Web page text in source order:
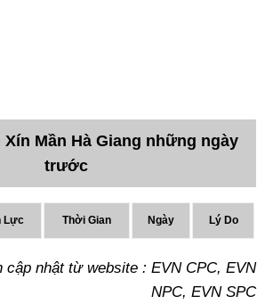
Mần Hà Giang những ngày
trước
Lực Thời Gian Ngày Lý Do
cập nhật từ website : EVN CPC, EVN
NPC, EVN SPC